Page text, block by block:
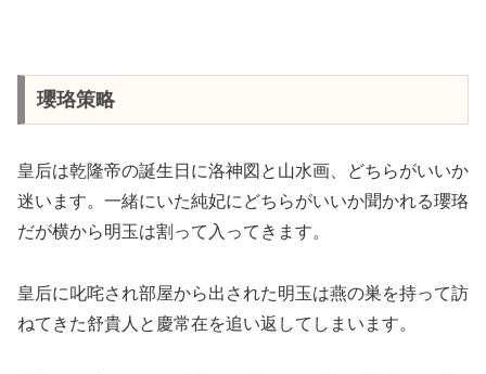
瓔珞策略
皇后は乾隆帝の誕生日に洛神図と山水画、どちらがいいか
迷います。一緒にいた純妃にどちらがいいか聞かれる瓔珞
だが横から明玉は割って入ってきます。
皇后に叱咤され部屋から出された明玉は燕の巣を持って訪
ねてきた舒貴人と慶常在を追い返してしまいます。